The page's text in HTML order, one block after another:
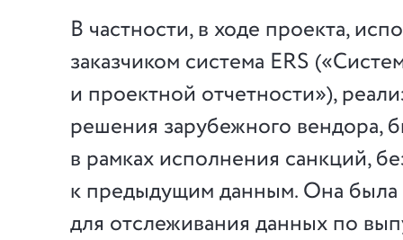
В частности, в ходе проекта,
заказчиком система ERS
и проектной отчетности»),
решения зарубежного вендора,
в рамках исполнения санкций,
к предыдущим данным. Она была
для отслеживания данных по